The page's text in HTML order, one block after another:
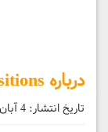
درباره CSS Positions
تاریخ انتشار: 4 آبان 1395